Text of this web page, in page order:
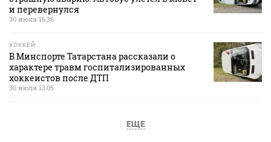
и перевернулся
30 июля 16:36
ХОККЕЙ
В Минспорте Татарстана рассказали о
характере травм госпитализированных
хоккеистов после ДТП
30 июля 13:05
ЕЩЕ